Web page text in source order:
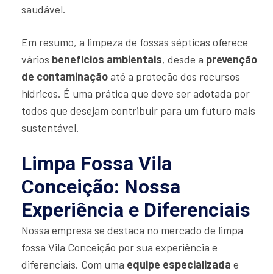
saudável.
Em resumo, a limpeza de fossas sépticas oferece
vários benefícios ambientais, desde a prevenção
de contaminaçãoaté a proteção dos recursos
hídricos. É uma prática que deve ser adotada por
todos que desejam contribuir para um futuro mais
sustentável.
Limpa Fossa Vila
Conceição: Nossa
Experiência e Diferenciais
Nossa empresa se destaca no mercado de limpa
fossa Vila Conceição por sua experiência e
diferenciais. Com uma equipe especializada e